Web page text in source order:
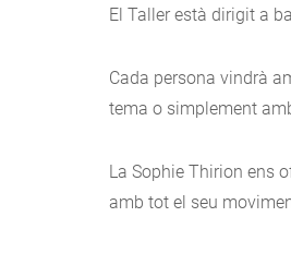
El Taller està dirigit a
Cada persona vindrà
tema o simplement
La Sophie Thirion ens
amb tot el seu